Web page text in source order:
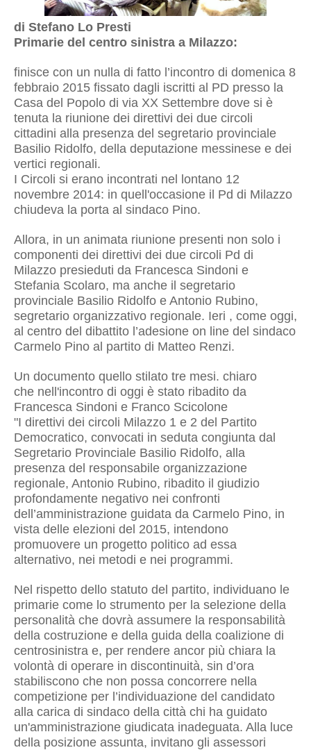
di Stefano Lo Presti
Primarie del centro sinistra a Milazzo:
finisce con un nulla di fatto l’incontro di domenica 8
febbraio 2015 fissato dagli iscritti al PD presso la
Casa del Popolo di via XX Settembre dove si è
tenuta la riunione dei direttivi dei due circoli
cittadini alla presenza del segretario provinciale
Basilio Ridolfo, della deputazione messinese e dei
vertici regionali.
I Circoli si erano incontrati nel lontano 12
novembre 2014: in quell'occasione il Pd di Milazzo
chiudeva la porta al sindaco Pino.
Allora, in un animata riunione presenti non solo i
componenti dei direttivi dei due circoli Pd di
Milazzo presieduti da Francesca Sindoni e
Stefania Scolaro, ma anche il segretario
provinciale Basilio Ridolfo e Antonio Rubino,
segretario organizzativo regionale. Ieri , come oggi,
al centro del dibattito l’adesione on line del sindaco
Carmelo Pino al partito di Matteo Renzi.
Un documento quello stilato tre mesi. chiaro
che nell'incontro di oggi è stato ribadito da
Francesca Sindoni e Franco Scicolone
"I direttivi dei circoli Milazzo 1 e 2 del Partito
Democratico, convocati in seduta congiunta dal
Segretario Provinciale Basilio Ridolfo, alla
presenza del responsabile organizzazione
regionale, Antonio Rubino, ribadito il giudizio
profondamente negativo nei confronti
dell’amministrazione guidata da Carmelo Pino, in
vista delle elezioni del 2015, intendono
promuovere un progetto politico ad essa
alternativo, nei metodi e nei programmi.
Nel rispetto dello statuto del partito, individuano le
primarie come lo strumento per la selezione della
personalità che dovrà assumere la responsabilità
della costruzione e della guida della coalizione di
centrosinistra e, per rendere ancor più chiara la
volontà di operare in discontinuità, sin d’ora
stabiliscono che non possa concorrere nella
competizione per l’individuazione del candidato
alla carica di sindaco della città chi ha guidato
un'amministrazione giudicata inadeguata. Alla luce
della posizione assunta, invitano gli assessori